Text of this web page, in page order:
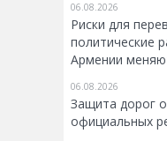
06.08.2026
Риски для
политические
Армении
06.08.2026
Защита дорог
официальных